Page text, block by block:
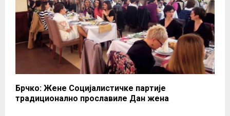
Брчко: Жене Социјалистичке партије
традиционално прославиле Дан жена